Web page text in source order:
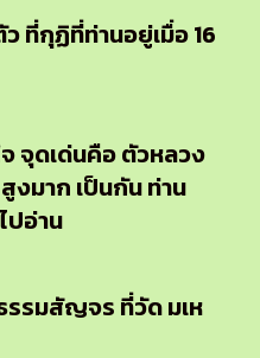
ที่กุฏิที่ท่านอยู่เมื่อ 16
จุดเด่นคือ ตัวหลวง
งมาก เป็นกัน ท่าน
ปอ่าน
รรมสัญจร ที่วัด มเห